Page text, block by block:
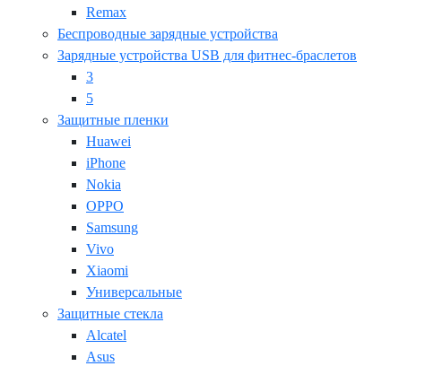
Remax
Беспроводные зарядные устройства
Зарядные устройства USB для фитнес-браслетов
3
5
Защитные пленки
Huawei
iPhone
Nokia
OPPO
Samsung
Vivo
Xiaomi
Универсальные
Защитные стекла
Alcatel
Asus